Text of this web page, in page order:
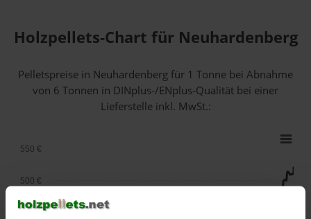
Holzpellets-Chart für Neuhardenberg
Pelletspreise in Neuhardenberg für 1 Tonne bei Abnahme
von 6 Tonnen in DINplus-/ENplus-Qualität bei einer
Lieferstelle inkl. MwSt.:
500 €
550 €